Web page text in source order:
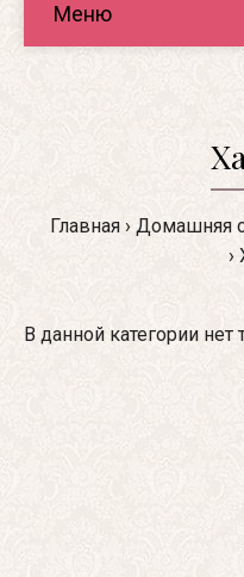
Меню
Главная
Домашняя
В данной категории нет